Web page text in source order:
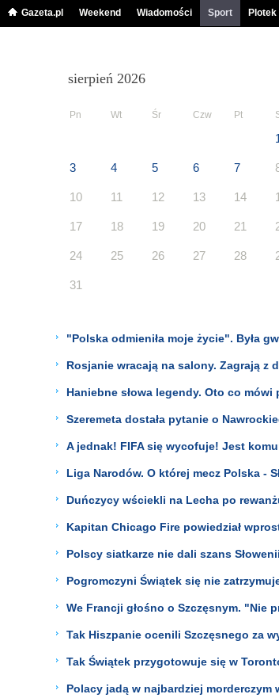
Gazeta.pl Weekend Wiadomości Sport Plotek
sierpień 2026
Pn Wt Śr Czw Pt
3 4 5 6 7
10 11 12 13 14
17 18 19 20 21
24 25 26 27 28
31
"Polska odmieniła moje życie". Była
Rosjanie wracają na salony. Zagrają z
Haniebne słowa legendy. Oto co
Szeremeta dostała pytanie o
A jednak! FIFA się wycofuje! Jest
Liga Narodów. O której mecz Polska -
Duńczycy wściekli na Lecha po
Kapitan Chicago Fire powiedział
Polscy siatkarze nie dali szans
Pogromczyni Świątek się nie
We Francji głośno o Szczęsnym. "Nie
Tak Hiszpanie ocenili Szczęsnego za
Tak Świątek przygotowuje się w
Polacy jadą w najbardziej morderczym